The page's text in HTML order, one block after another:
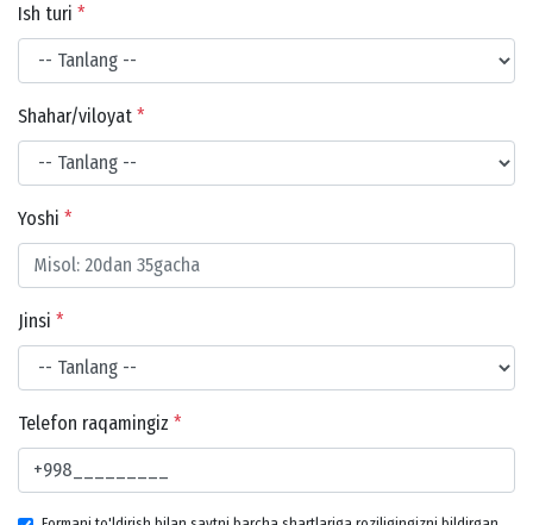
Ish turi *
Shahar/viloyat *
Yoshi *
Jinsi *
Telefon raqamingiz *